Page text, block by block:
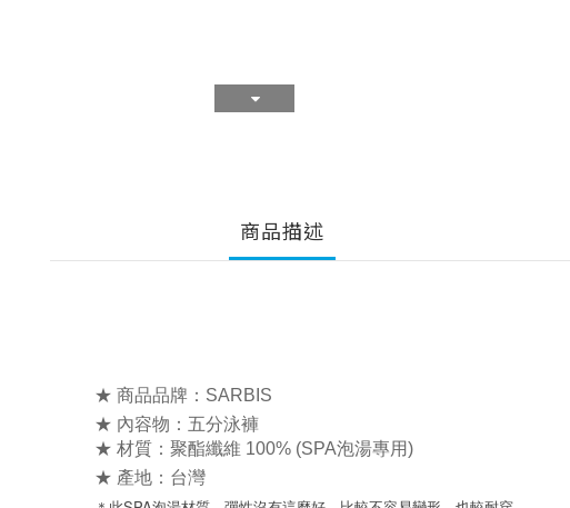
商品描述
★ 商品品牌：SARBIS
★ 內容物：五分泳褲
★ 材質： 聚酯纖維 100% (SPA泡湯專用)
★ 產地：台灣